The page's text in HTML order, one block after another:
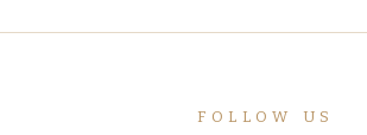
FOLLOW US